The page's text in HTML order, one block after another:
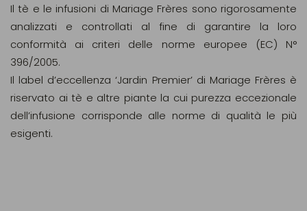
Il tè e le infusioni di Mariage Frères sono rigorosamente
analizzati e controllati al fine di garantire la loro
conformità ai criteri delle norme europee (EC) N°
396/2005.
Il label d’eccellenza ‘Jardin Premier’ di Mariage Frères è
riservato ai tè e altre piante la cui purezza eccezionale
dell’infusione corrisponde alle norme di qualità le più
esigenti.